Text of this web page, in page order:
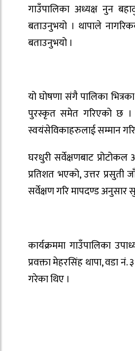
गाउँपालिका अध्यक्ष नुन
बताउनुभयो । थापाले
बताउनुभयो ।
यो घोषणा संगै पालिका
पुरस्कृत समेत गरिएको छ ।
स्वयंसेविकाहरुलाई सम्मान
घरधुरी सर्वेक्षणबाट
प्रतिशत भएको, उत्तर
सर्वेक्षण गरि मापदण्ड
कार्यक्रममा गाउँपालिका
प्रवक्ता मेहरसिंह थापा, वडा
गरेका थिए ।